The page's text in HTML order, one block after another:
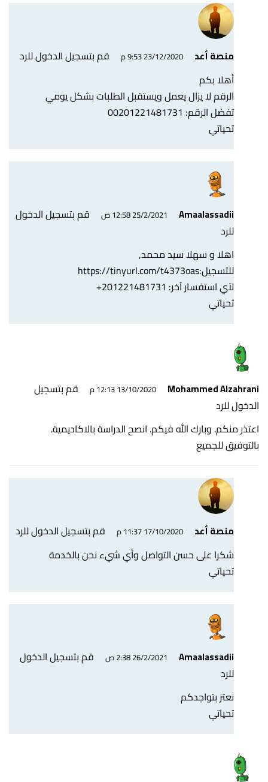
منصة أعد 23/12/2020 9:53 م
قم بتسجيل الدخول للرد
أهلا بكم
الرقم لا يزال يعمل ويستقبل الطلبات بشكل يومي
تفضل الرقم: 00201221481731
تحياتي
Amaalassadii 25/2/2021 12:58 ص
قم بتسجيل الدخول
للرد
اهلا و سهلا سيد محمد,
للتسجيل:https://tinyurl.com/t4373oas
لآي استفسار آخر: 201221481731+
تحياتي
Mohammed Alzahrani 13/10/2020 12:13 م
قم بتسجيل
الدخول للرد
اعتذر منكم. وبارك الله فيكم. انصح الدراسة بالاكاديمية.
بالتوفيق للجميع
منصة أعد 17/10/2020 11:37 م
قم بتسجيل الدخول للرد
شكرا على حسن التواصل وأي شيء نحن بالخدمة
تحياتي
Amaalassadii 26/2/2021 2:38 ص
قم بتسجيل الدخول
للرد
نعتز بتواجدكم
تحياتي